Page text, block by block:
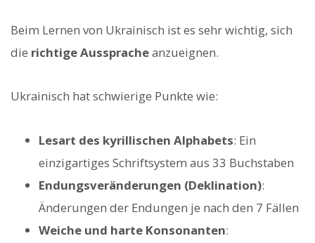
Beim Lernen von Ukrainisch ist es sehr wichtig, sich
die richtige Ausspracheanzueignen.
Ukrainisch hat schwierige Punkte wie:
Lesart des kyrillischen Alphabets: Ein
einzigartiges Schriftsystem aus 33 Buchstaben
Endungsveränderungen (Deklination):
Änderungen der Endungen je nach den 7 Fällen
Weiche und harte Konsonanten: